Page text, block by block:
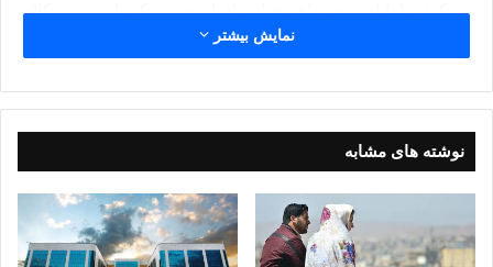
نمی‌کردند اما امروزه شاهد جدایی افراد هستیم که با بروز مشکلات
کوچک به راحتی بعد از ازدواج فرزندان با داشتن عروس و داماد و نوه
از قید زندگی مشترک گذشته و به طلاق عاطفی هم رضایت ندارند و
به‌تازگی رئیس سازمان بهزیستی کشور به پدیده تنهایی سالمندان
اشاره کرد و گفته: «سالمندان در ایران مانند سایر کشورها، با
نمایش بیشتر
نوشته های مشابه